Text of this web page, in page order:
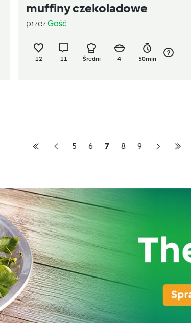
muffiny czekoladowe
przezGość
12 11 Średni 4 50min
5 6 7 8 9